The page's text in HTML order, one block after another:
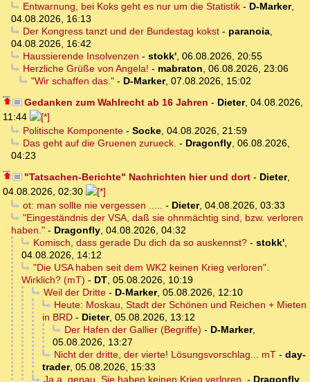
Entwarnung, bei Koks geht es nur um die Statistik- D-Marker,
04.08.2026, 16:13
Der Kongress tanzt und der Bundestag kokst- paranoia,
04.08.2026, 16:42
Haussierende Insolvenzen - stokk', 06.08.2026, 20:55
Herzliche Grüße von Angela! - mabraton, 06.08.2026, 23:06
"Wir schaffen das."- D-Marker, 07.08.2026, 15:02
Gedanken zum Wahlrecht ab 16 Jahren - Dieter, 04.08.2026,
11:44
Politische Komponente- Socke, 04.08.2026, 21:59
Das geht auf die Gruenen zurueck. - Dragonfly, 06.08.2026,
04:23
"Tatsachen-Berichte" Nachrichten hier und dort- Dieter,
04.08.2026, 02:30
ot: man sollte nie vergessen ..... - Dieter, 04.08.2026, 03:33
"Eingeständnis der VSA, daß sie ohnmächtig sind, bzw. verloren
haben." - Dragonfly, 04.08.2026, 04:32
Komisch, dass gerade Du dich da so auskennst?- stokk',
04.08.2026, 14:12
"Die USA haben seit dem WK2 keinen Krieg verloren".
Wirklich? (mT) - DT, 05.08.2026, 10:19
Weil der Dritte- D-Marker, 05.08.2026, 12:10
Heute: Moskau, Stadt der Schönen und Reichen + Mieten
in BRD - Dieter, 05.08.2026, 13:12
Der Hafen der Gallier (Begriffe) - D-Marker,
05.08.2026, 13:27
Nicht der dritte, der vierte! Lösungsvorschlag... mT- day-
trader, 05.08.2026, 15:33
Ja,a, genau. Sie haben keinen Krieg verloren. - Dragonfly,